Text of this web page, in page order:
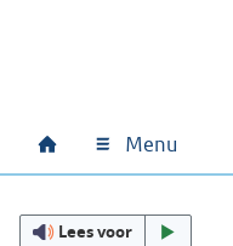
Hoofdnavigatie
Home Menu
Lees voor